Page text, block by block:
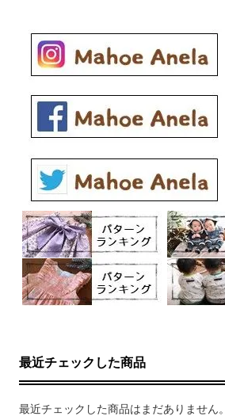
最近チェックした商品
最近チェックした商品はまだありません。